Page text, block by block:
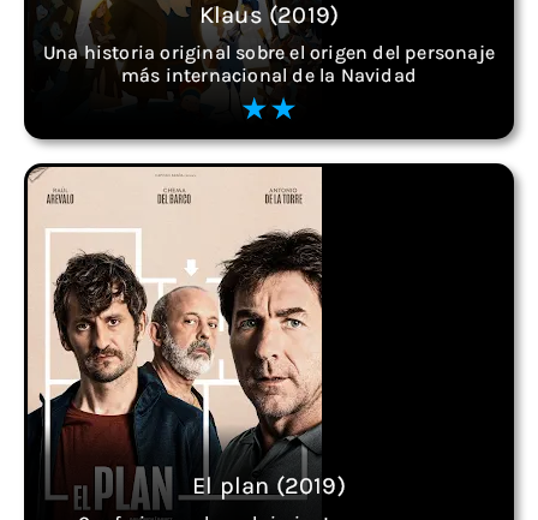
Klaus (2019)
Una historia original sobre el origen del personaje
más internacional de la Navidad
El plan (2019)